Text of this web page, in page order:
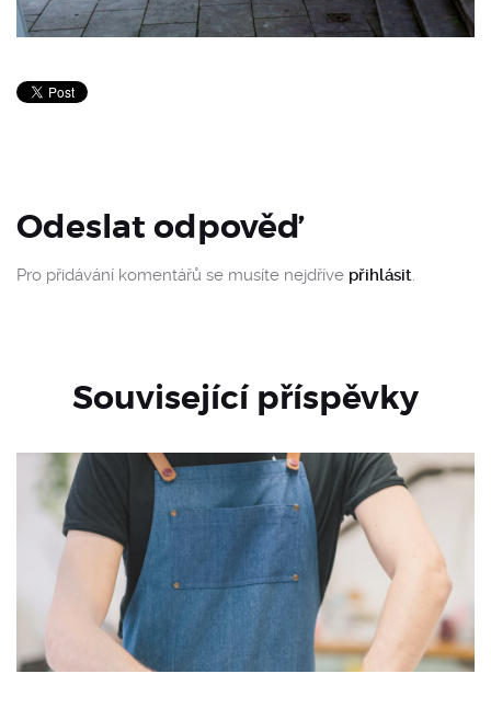
Odeslat odpověď
Pro přidávání komentářů se musíte nejdříve přihlásit.
Související příspěvky